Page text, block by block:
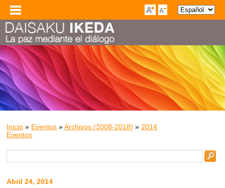
Inicio » Eventos »Archivos (2008-2018) » 2014
Eventos
Abril 24, 2014